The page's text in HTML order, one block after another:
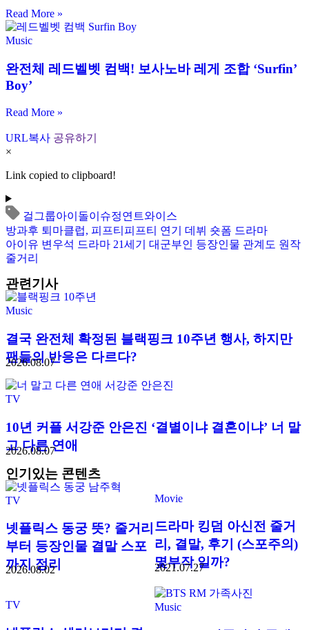
Read More »
Music
완전체 레드벨벳 컴백! 보사노바 레게 조합 ‘Surfin’
Boy’
Read More »
URL복사 공유하기
×
Link copied to clipboard!
걸그룹아이돌이슈정연 트와이스
방과후 퇴마클럽, 피프티피프티 연기 데뷔 숏폼 드라마
아이유 변우석 드라마 21세기 대군부인 등장인물 관계도 원작
줄거리
관련기사
Music
결국 완전체 확정된 블랙핑크 10주년 행사, 하지만
팬들의 반응은 다르다?
2026.08.07
TV
10년 커플 서강준 안은진 ‘결별이냐 결혼이냐’ 너 말
고 다른 연애
2026.08.07
인기있는 콘텐츠
TV
넷플릭스 동궁 뜻? 줄거리
부터 등장인물 결말 스포
까지 정리
2026.08.02
Movie
드라마 킹덤 아신전 줄거
리, 결말, 후기 (스포주의)
몇부작 일까?
2021.07.27
TV Music